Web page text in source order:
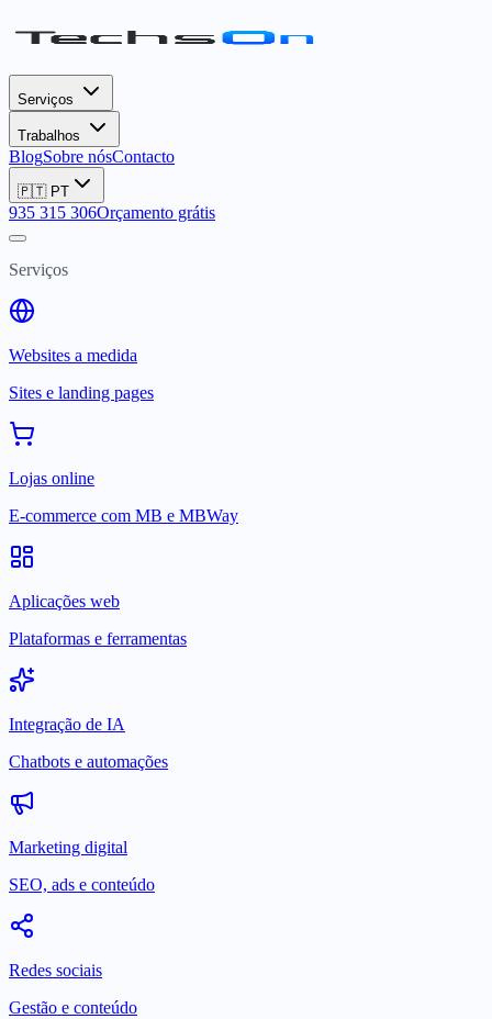
Serviços
Trabalhos
BlogSobre nósContacto
🇵🇹 PT
935 315 306Orçamento grátis
Serviços
Websites a medida
Sites e landing pages
Lojas online
E-commerce com MB e MBWay
Aplicações web
Plataformas e ferramentas
Integração de IA
Chatbots e automações
Marketing digital
SEO, ads e conteúdo
Redes sociais
Gestão e conteúdo